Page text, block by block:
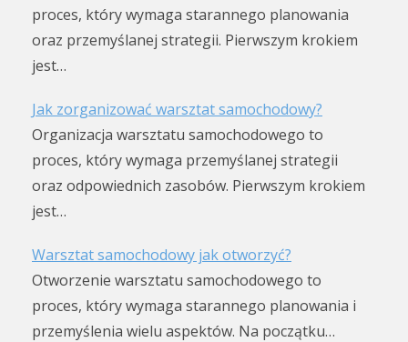
proces, który wymaga starannego planowania
oraz przemyślanej strategii. Pierwszym krokiem
jest…
Jak zorganizować warsztat samochodowy?
Organizacja warsztatu samochodowego to
proces, który wymaga przemyślanej strategii
oraz odpowiednich zasobów. Pierwszym krokiem
jest…
Warsztat samochodowy jak otworzyć?
Otworzenie warsztatu samochodowego to
proces, który wymaga starannego planowania i
przemyślenia wielu aspektów. Na początku…